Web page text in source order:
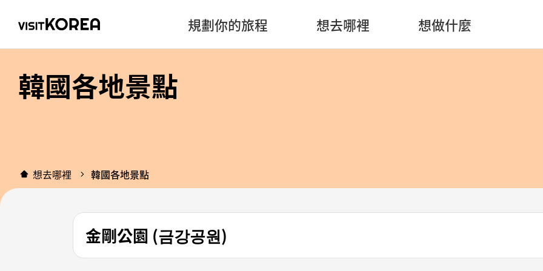
規劃你的旅程 想去哪裡 想做什麼
韓國各地景點
想去哪裡 韓國各地景點
金剛公園 (금강공원)